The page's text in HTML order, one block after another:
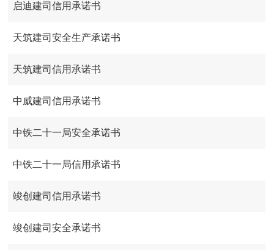
启迪建司信用承诺书
天筑建司安全生产承诺书
天筑建司信用承诺书
中威建司信用承诺书
中铁二十一局安全承诺书
中铁二十一局信用承诺书
竣创建司信用承诺书
竣创建司安全承诺书